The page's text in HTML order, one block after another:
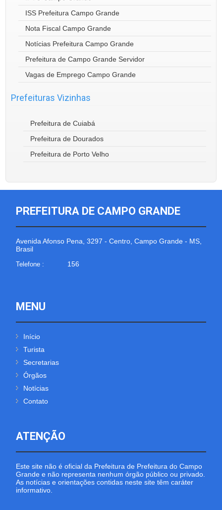
ISS Prefeitura Campo Grande
Nota Fiscal Campo Grande
Notícias Prefeitura Campo Grande
Prefeitura de Campo Grande Servidor
Vagas de Emprego Campo Grande
Prefeituras Vizinhas
Prefeitura de Cuiabá
Prefeitura de Dourados
Prefeitura de Porto Velho
PREFEITURA DE CAMPO GRANDE
Avenida Afonso Pena, 3297 - Centro, Campo Grande - MS,
Brasil
Telefone : 156
MENU
Início
Turista
Secretarias
Órgãos
Notícias
Contato
ATENÇÃO
Este site não é oficial da Prefeitura de Prefeitura do Campo
Grande e não representa nenhum órgão público ou privado.
As notícias e orientações contidas neste site têm caráter
informativo.